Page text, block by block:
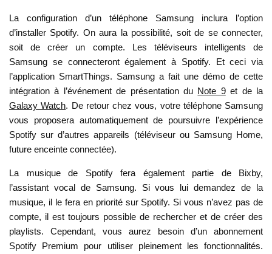
La configuration d’un téléphone Samsung inclura l’option
d’installer Spotify. On aura la possibilité, soit de se connecter,
soit de créer un compte. Les téléviseurs intelligents de
Samsung se connecteront également à Spotify. Et ceci via
l’application SmartThings. Samsung a fait une démo de cette
intégration à l’événement de présentation du Note 9et de la
Galaxy Watch. De retour chez vous, votre téléphone Samsung
vous proposera automatiquement de poursuivre l’expérience
Spotify sur d’autres appareils (téléviseur ou Samsung Home,
future enceinte connectée).
La musique de Spotify fera également partie de Bixby,
l’assistant vocal de Samsung. Si vous lui demandez de la
musique, il le fera en priorité sur Spotify. Si vous n’avez pas de
compte, il est toujours possible de rechercher et de créer des
playlists. Cependant, vous aurez besoin d’un abonnement
Spotify Premium pour utiliser pleinement les fonctionnalités.